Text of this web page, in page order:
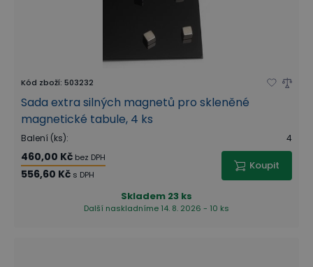
Kód zboží: 503232
Sada extra silných magnetů pro skleněné
magnetické tabule, 4 ks
Balení (ks): 4
460,00 Kč bez DPH
556,60 Kč s DPH
Koupit
Skladem 23 ks
Další naskladníme 14. 8. 2026 - 10 ks